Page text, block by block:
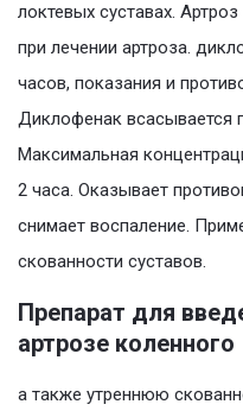
локтевых суставах.
при лечении артроза.
часов, показания и
Диклофенак всасывается
Максимальная
2 часа. Оказывает
снимает воспаление.
скованности суставов.
Препарат для
артрозе коленного
а также утреннюю